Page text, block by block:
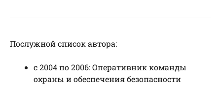
Послужной список автора:
с 2004 по 2006: Оперативник команды
охраны и обеспечения безопасности